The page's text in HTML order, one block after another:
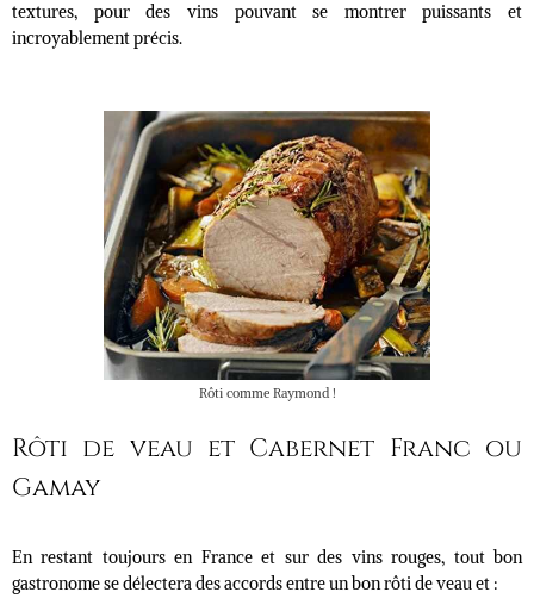
textures, pour des vins pouvant se montrer puissants et
incroyablement précis.
Rôti comme Raymond !
Rôti de veau et Cabernet Franc ou
Gamay
En restant toujours en France et sur des vins rouges, tout bon
gastronome se délectera des accords entre un bon rôti de veau et :